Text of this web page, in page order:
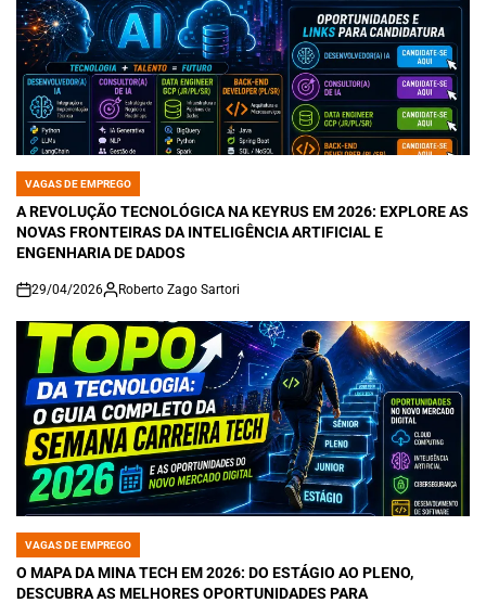
POSTED
IN
VAGAS DE EMPREGO
A REVOLUÇÃO TECNOLÓGICA NA KEYRUS EM 2026: EXPLORE AS
NOVAS FRONTEIRAS DA INTELIGÊNCIA ARTIFICIAL E
ENGENHARIA DE DADOS
on
29/04/2026 Roberto Zago Sartori
POSTED
IN
VAGAS DE EMPREGO
O MAPA DA MINA TECH EM 2026: DO ESTÁGIO AO PLENO,
DESCUBRA AS MELHORES OPORTUNIDADES PARA